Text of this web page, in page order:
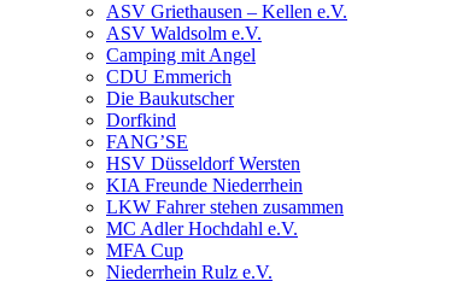
ASV Griethausen – Kellen e.V.
ASV Waldsolm e.V.
Camping mit Angel
CDU Emmerich
Die Baukutscher
Dorfkind
FANG’SE
HSV Düsseldorf Wersten
KIA Freunde Niederrhein
LKW Fahrer stehen zusammen
MC Adler Hochdahl e.V.
MFA Cup
Niederrhein Rulz e.V.